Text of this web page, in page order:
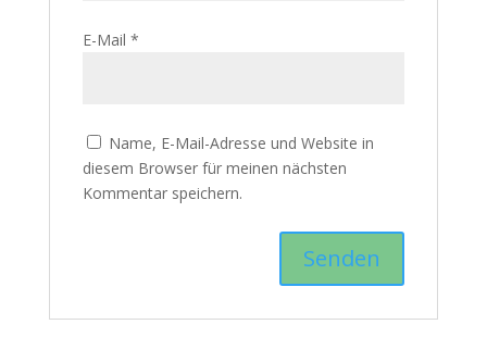
E-Mail *
Name, E-Mail-Adresse und Website in
diesem Browser für meinen nächsten
Kommentar speichern.